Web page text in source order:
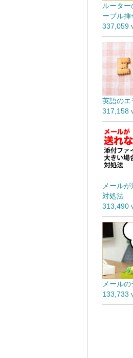
ルータ
ーブル挿
337,059
英語のエ
317,158
メール
対処法
313,490
メール
133,733